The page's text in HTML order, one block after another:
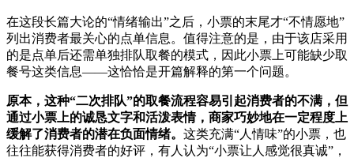
在这段长篇大论的“情绪输出”之后，小票的末尾才“不情愿地”
列出消费者最关心的点单信息。值得注意的是，由于该店采用
的是点单后还需单独排队取餐的模式，因此小票上可能缺少取
餐号这类信息——这恰恰是开篇解释的第一个问题。
原本，这种“二次排队”的取餐流程容易引起消费者的不满，但
通过小票上的诚恳文字和活泼表情，商家巧妙地在一定程度上
缓解了消费者的潜在负面情绪。 这类充满“人情味”的小票，也
往往能获得消费者的好评，有人认为“小票让人感觉很真诚”，